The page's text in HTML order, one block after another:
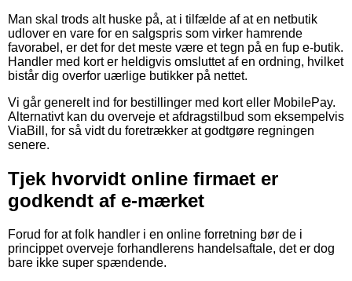
Man skal trods alt huske på, at i tilfælde af at en netbutik
udlover en vare for en salgspris som virker hamrende
favorabel, er det for det meste være et tegn på en fup e-butik.
Handler med kort er heldigvis omsluttet af en ordning, hvilket
bistår dig overfor uærlige butikker på nettet.
Vi går generelt ind for bestillinger med kort eller MobilePay.
Alternativt kan du overveje et afdragstilbud som eksempelvis
ViaBill, for så vidt du foretrækker at godtgøre regningen
senere.
Tjek hvorvidt online firmaet er
godkendt af e-mærket
Forud for at folk handler i en online forretning bør de i
princippet overveje forhandlerens handelsaftale, det er dog
bare ikke super spændende.